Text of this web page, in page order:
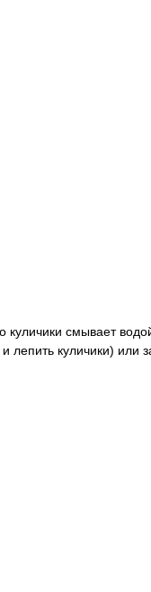
куличики смывает
куличики) или